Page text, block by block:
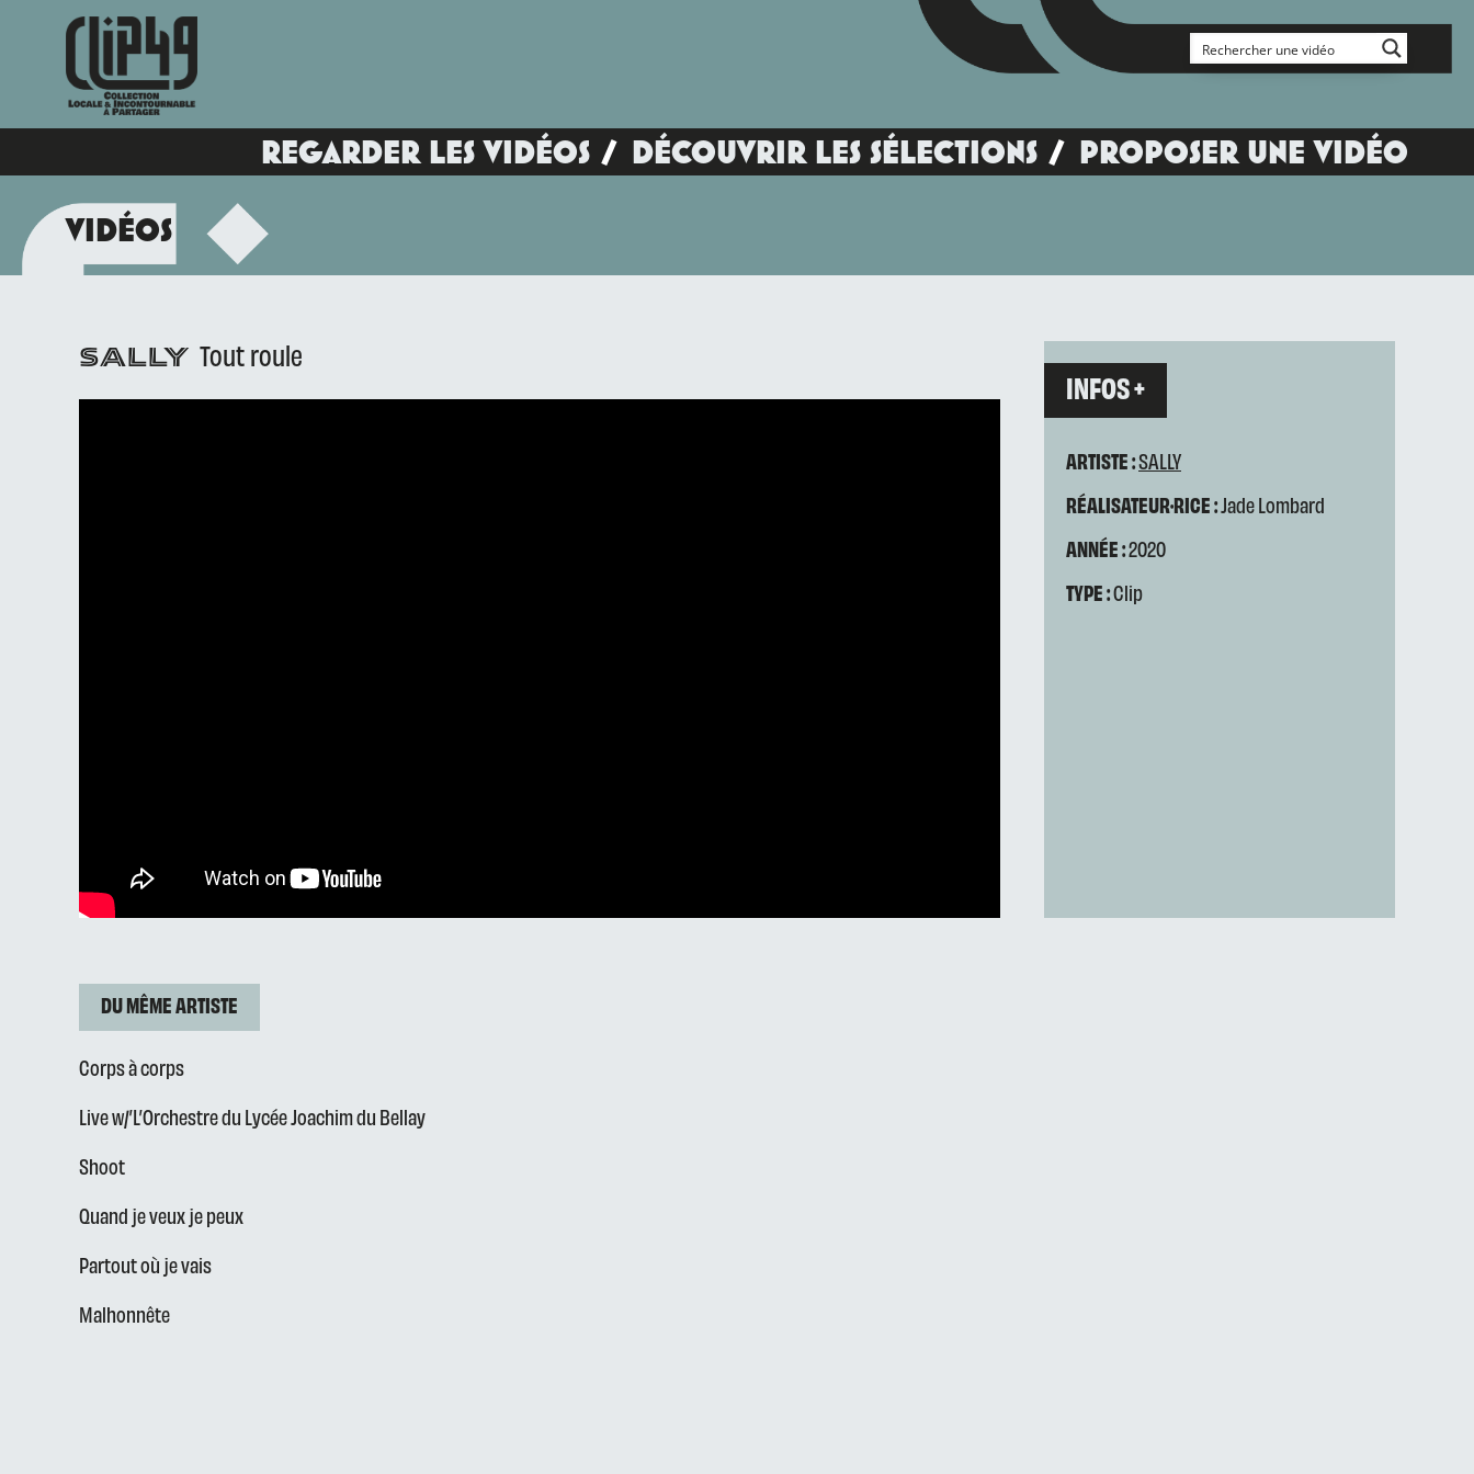
REGARDER LES VIDÉOS DÉCOUVRIR LES SÉLECTIONS PROPOSER UNE VIDÉO
VIDÉOS
SALLY Tout roule
INFOS +
ARTISTE :SALLY
RÉALISATEUR·RICE :Jade Lombard
ANNÉE :2020
TYPE :Clip
DU MÊME ARTISTE
Corps à corps
Live w/’L’Orchestre du Lycée Joachim du Bellay
Shoot
Quand je veux je peux
Partout où je vais
Malhonnête